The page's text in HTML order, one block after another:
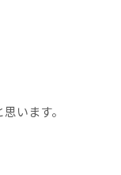
います。